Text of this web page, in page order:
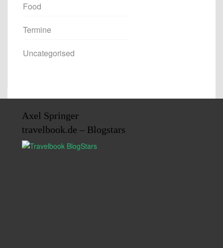
Food
Termine
Uncategorised
Axel Springer
travelbook.de – Blogstars